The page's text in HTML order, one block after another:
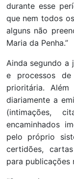
durante esse
que nem todos
alguns não
Maria da Penha.”
Ainda segundo a
e processos
prioritária.
diariamente a
(intimações,
encaminhados
pelo próprio
certidões,
para publicações